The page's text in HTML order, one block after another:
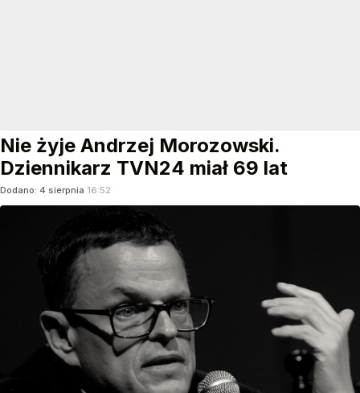
Nie żyje Andrzej Morozowski.
Dziennikarz TVN24 miał 69 lat
Dodano: 4 sierpnia 16:52